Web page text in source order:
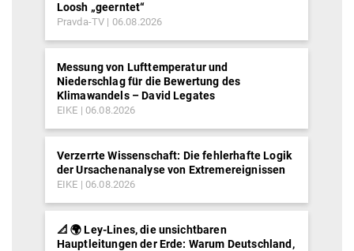
Loosh „geerntet“
Pravda-TV 06.08.2026
Messung von Lufttemperatur und
Niederschlag für die Bewertung des
Klimawandels – David Legates
EIKE 06.08.2026
Verzerrte Wissenschaft: Die fehlerhafte Logik
der Ursachenanalyse von Extremereignissen
EIKE 06.08.2026
📐 🌍 Ley-Lines, die unsichtbaren
Hauptleitungen der Erde: Warum Deutschland,